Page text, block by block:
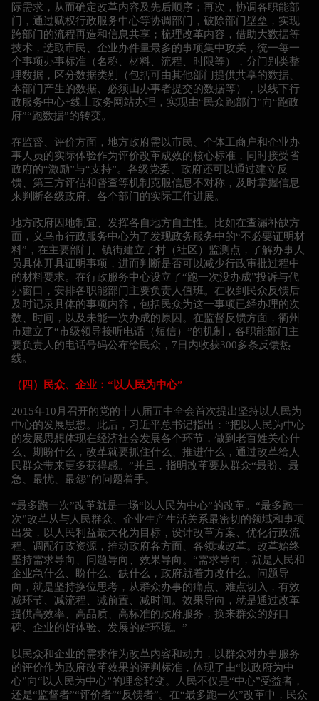
际需求，从而确定改革内容及先后顺序；再次，协调各职能部
门，通过赋权行政服务中心等协调部门，破除部门壁垒，实现
跨部门的流程再造和信息共享；梳理改革内容，借助大数据等
技术，选取市民、企业办件量最多的事项集中攻关，统一每一
个事项办事标准（名称、材料、流程、时限等），分门别类整
理数据，区分数据类别（包括可由其他部门提供共享的数据、
本部门产生的数据、必须由办事者提交的数据等），以线下行
政服务中心+线上政务网站办理，实现由“民众跑部门”向“跑政
府”“跑数据”的转变。
在监督、评价方面，地方政府需以市民、个体工商户和企业办
事人员的实际体验作为评价改革成效的核心标准，同时接受省
政府的“激励”与“支持”。各级党委、政府还可以通过建立反
馈、第三方评估和督查等机制克服信息不对称，及时掌握信息
来判断各级政府、各个部门的实际工作进展。
地方政府因地制宜、发挥各自地方自主性。比如在查漏补缺方
面，义乌市行政服务中心为了发现政务服务中的“不必要证明材
料”，在主要部门、镇街建立了村（社区）监测点，了解办事人
员具体开具证明事项，进而判断是否可以减少行政审批过程中
的材料要求。在行政服务中心设立了“跑一次没办成”投诉与代
办窗口，安排各职能部门主要负责人值班。在收到民众反馈后
及时记录具体的事项内容，包括民众为这一事项已经办理的次
数、时间，以及未能一次办成的原因。在监督反馈方面，衢州
市建立了“市级领导接听电话（短信）”的机制，各职能部门主
要负责人的电话号码公布给民众，7日内收获300多条反馈热
线。
（四）民众、企业：“以人民为中心”
2015年10月召开的党的十八届五中全会首次提出坚持以人民为
中心的发展思想。此后，习近平总书记指出：“把以人民为中心
的发展思想体现在经济社会发展各个环节，做到老百姓关心什
么、期盼什么，改革就要抓住什么、推进什么，通过改革给人
民群众带来更多获得感。”并且，指明改革要从群众“最盼、最
急、最忧、最怨”的问题着手。
“最多跑一次”改革就是一场“以人民为中心”的改革。“最多跑一
次”改革从与人民群众、企业生产生活关系最密切的领域和事项
出发，以人民利益最大化为目标，设计改革方案、优化行政流
程、调配行政资源，推动政府各方面、各领域改革。改革始终
坚持需求导向、问题导向、效果导向。“需求导向，就是人民和
企业急什么、盼什么、缺什么，政府就着力改什么。问题导
向，就是坚持换位思考，从群众办事的痛点、难点切入，有效
减环节、减流程、减前置、减时间。效果导向，就是通过改革
提供高效率、高品质、高标准的政府服务，换来群众的好口
碑、企业的好体验、发展的好环境。”
以民众和企业的需求作为改革内容和动力，以群众对办事服务
的评价作为政府改革效果的评判标准，体现了由“以政府为中
心”向“以人民为中心”的理念转变。人民不仅是“中心”受益者，
还是“监督者”“评价者”“反馈者”。在“最多跑一次”改革中，民众